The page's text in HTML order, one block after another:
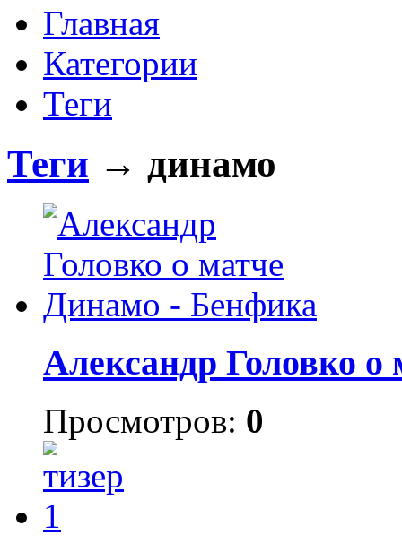
Главная
Категории
Теги
Теги → динамо
Александр Головко
Просмотров: 0